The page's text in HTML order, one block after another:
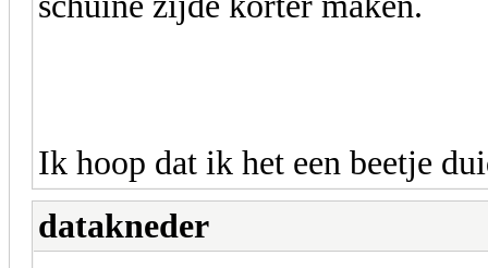
Ik hoop dat ik het een beetje
datakneder